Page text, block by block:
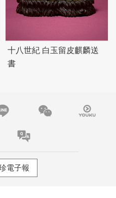
十八世紀 白玉留皮麒麟送
書
電子報